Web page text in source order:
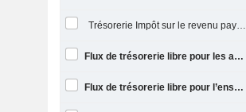
Trésorerie Impôt sur le revenu payé (remboursement)Impôt effectivement payé (remboursé) sur l’exercice
Flux de trésorerie libre pour les actionnaires FCFE
Flux de trésorerie libre pour l’ensemble des pourvoyeurs de fonds (créanciers et actionnaires) FCFF